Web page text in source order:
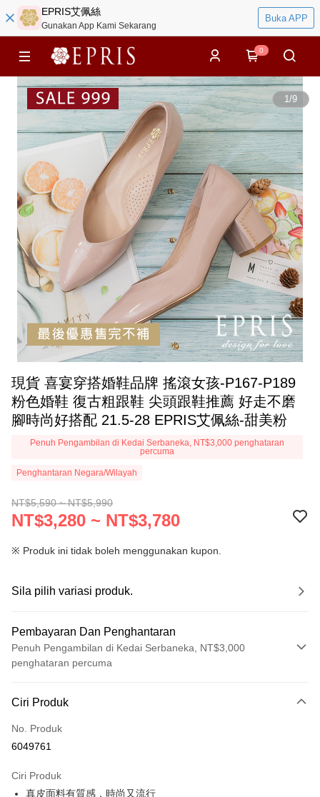
EPRIS艾佩絲
Gunakan App Kami Sekarang
Buka APP
0
1/9
現貨 喜宴穿搭婚鞋品牌 搖滾女孩-P167-P189
粉色婚鞋 復古粗跟鞋 尖頭跟鞋推薦 好走不磨
腳時尚好搭配 21.5-28 EPRIS艾佩絲-甜美粉
Penuh Pengambilan di Kedai Serbaneka, NT$3,000 penghataran
percuma
Penghantaran Negara/Wilayah
NT$5,590 ~ NT$5,990
NT$3,280 ~ NT$3,780
※ Produk ini tidak boleh menggunakan kupon.
Sila pilih variasi produk.
Pembayaran Dan Penghantaran
Penuh Pengambilan di Kedai Serbaneka, NT$3,000
penghataran percuma
Kad Kredit (Bayaran Penuh)
Ansuran Kad Kredit
Taiwan Cooperative Bank
Hua Nan Commercial
Chang Hwa Commercial
6 ansuran pada kadar faedah 0,
Ciri Produk
No. Produk
6049761
Ciri Produk
真皮面料有質感，時尚又流行